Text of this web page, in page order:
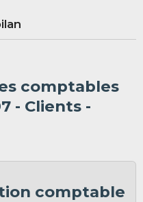
comptables
- Clients -
comptable